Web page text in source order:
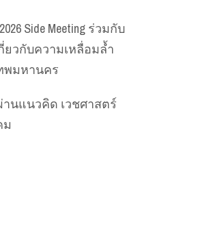
Side Meeting ร่วมกับ
กี่ยวกับความเหลื่อมล้ำ
พมหานคร
นแนวคิด เวชศาสตร์
ม